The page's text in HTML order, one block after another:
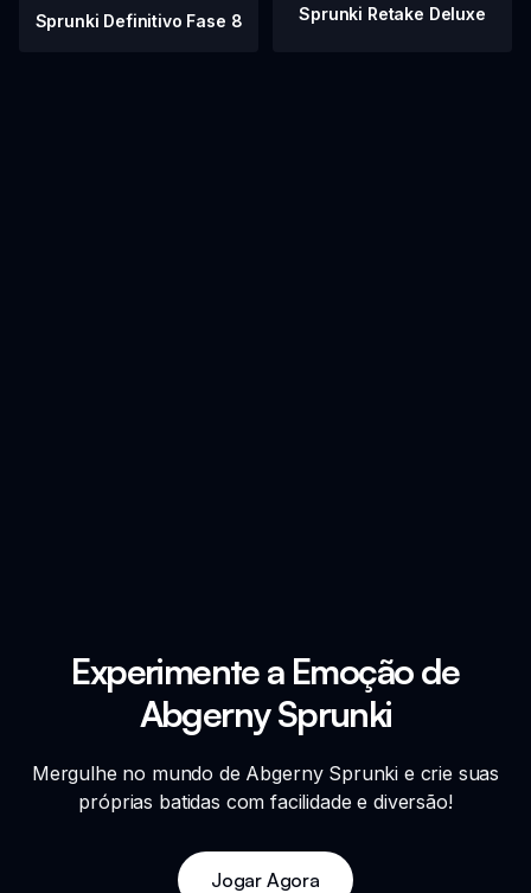
Sprunki Definitivo Fase 8 Sprunki Retake Deluxe
Experimente a Emoção de
Abgerny Sprunki
Mergulhe no mundo de Abgerny Sprunki e crie suas
próprias batidas com facilidade e diversão!
Jogar Agora